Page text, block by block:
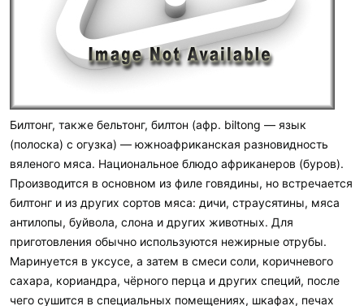
Билтонг, также бельтонг, билтон (афр. biltong — язык
(полоска) с огузка) — южноафриканская разновидность
вяленого мяса. Национальное блюдо африканеров (буров).
Производится в основном из филе говядины, но встречается
билтонг и из других сортов мяса: дичи, страусятины, мяса
антилопы, буйвола, слона и других животных. Для
приготовления обычно используются нежирные отрубы.
Маринуется в уксусе, а затем в смеси соли, коричневого
сахара, кориандра, чёрного перца и других специй, после
чего сушится в специальных помещениях, шкафах, печах